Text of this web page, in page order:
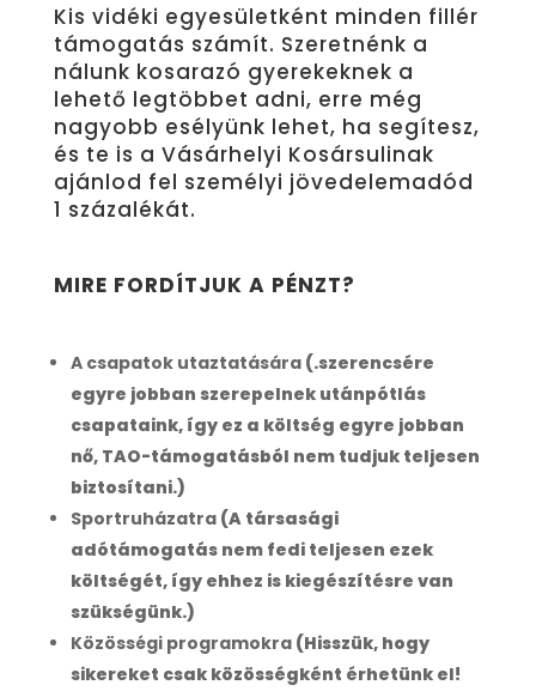
Kis vidéki egyesületként minden fillér
támogatás számít. Szeretnénk a
nálunk kosarazó gyerekeknek a
lehető legtöbbet adni, erre még
nagyobb esélyünk lehet, ha segítesz,
és te is a Vásárhelyi Kosársulinak
ajánlod fel személyi jövedelemadód
1 százalékát.
MIRE FORDÍTJUK A PÉNZT?
A csapatok utaztatására(.szerencsére
egyre jobban szerepelnek utánpótlás
csapataink, így ez a költség egyre jobban
nő, TAO-támogatásból nem tudjuk teljesen
biztosítani.)
Sportruházatra (A társasági
adótámogatás nem fedi teljesen ezek
költségét, így ehhez is kiegészítésre van
szükségünk.)
Közösségi programokra (Hisszük, hogy
sikereket csak közösségként érhetünk el!